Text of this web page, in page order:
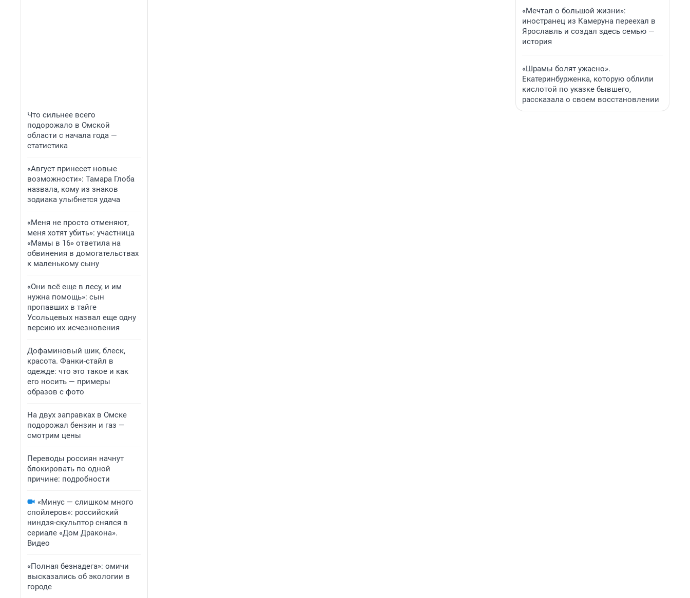
Что сильнее всего
подорожало в Омской
области с начала года —
статистика
«Август принесет новые
возможности»: Тамара Глоба
назвала, кому из знаков
зодиака улыбнется удача
«Меня не просто отменяют,
меня хотят убить»: участница
«Мамы в 16» ответила на
обвинения в домогательствах
к маленькому сыну
«Они всё еще в лесу, и им
нужна помощь»: сын
пропавших в тайге
Усольцевых назвал еще одну
версию их исчезновения
Дофаминовый шик, блеск,
красота. Фанки-стайл в
одежде: что это такое и как
его носить — примеры
образов с фото
На двух заправках в Омске
подорожал бензин и газ —
смотрим цены
Переводы россиян начнут
блокировать по одной
причине: подробности
«Минус — слишком много
спойлеров»: российский
ниндзя-скульптор снялся в
сериале «Дом Дракона».
Видео
«Полная безнадега»: омичи
высказались об экологии в
городе
«Мечтал о большой жизни»:
иностранец из Камеруна переехал в
Ярославль и создал здесь семью —
история
«Шрамы болят ужасно».
Екатеринбурженка, которую облили
кислотой по указке бывшего,
рассказала о своем восстановлении